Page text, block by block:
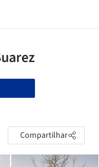
Compartilhar